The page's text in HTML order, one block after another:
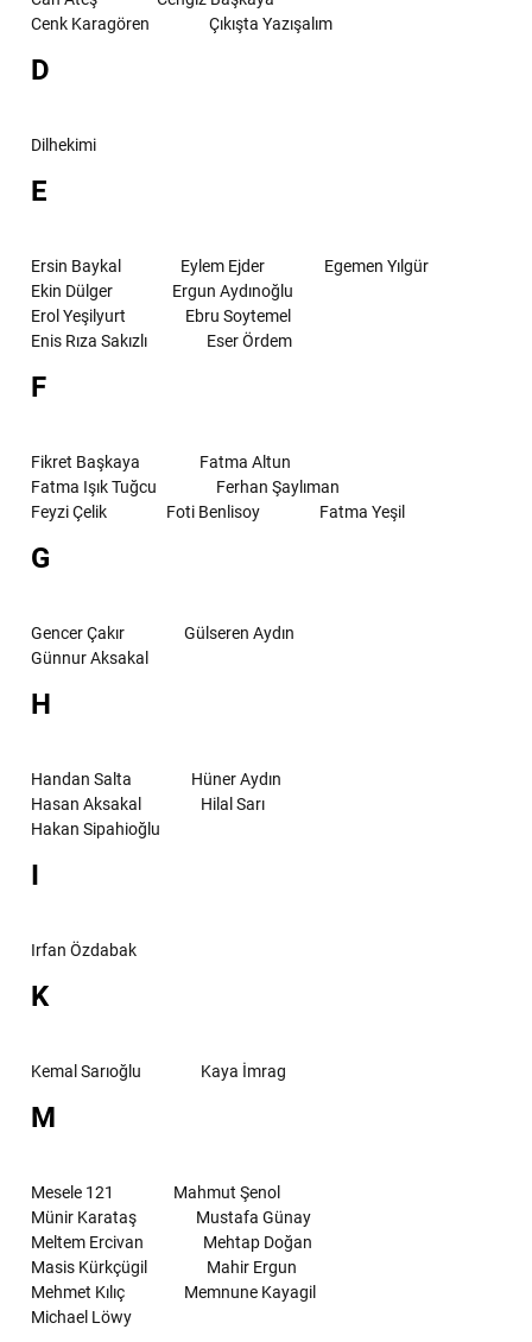
Cenk Karagören
Çıkışta Yazışalım
D
Dilhekimi
E
Ersin Baykal Eylem Ejder
Egemen Yılgür
Ekin Dülger
Ergun Aydınoğlu
Erol Yeşilyurt
Ebru Soytemel
Enis Rıza Sakızlı
Eser Ördem
F
Fikret Başkaya
Fatma Altun
Fatma Işık Tuğcu
Ferhan Şaylıman
Feyzi Çelik
Foti Benlisoy Fatma Yeşil
G
Gencer Çakır
Gülseren Aydın
Günnur Aksakal
H
Handan Salta
Hüner Aydın
Hasan Aksakal
Hilal Sarı
Hakan Sipahioğlu
I
Irfan Özdabak
K
Kemal Sarıoğlu Kaya İmrag
M
Mesele 121
Mahmut Şenol
Münir Karataş
Mustafa Günay
Meltem Ercivan
Mehtap Doğan
Masis Kürkçügil
Mahir Ergun
Mehmet Kılıç
Memnune Kayagil
Michael Löwy